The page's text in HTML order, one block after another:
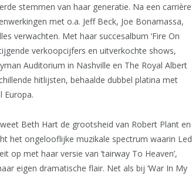
stemmen van haar generatie. Na een carrière
met o.a. Jeff Beck, Joe Bonamassa,
verwachten. Met haar succesalbum ‘Fire On
verkoopcijfers en uitverkochte shows,
Auditorium in Nashville en The Royal Albert
hitlijsten, behaalde dubbel platina met
Europa.
Beth Hart de grootsheid van Robert Plant en
het ongelooflijke muzikale spectrum waarin Led
op met haar versie van ’tairway To Heaven’,
eigen dramatische flair. Net als bij ‘War In My